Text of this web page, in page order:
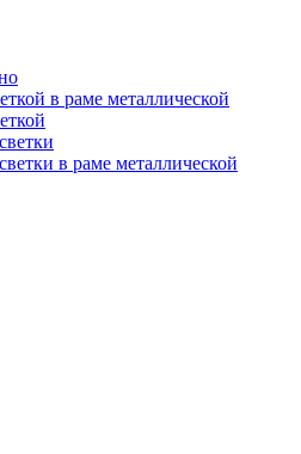
в раме металлической
в раме металлической